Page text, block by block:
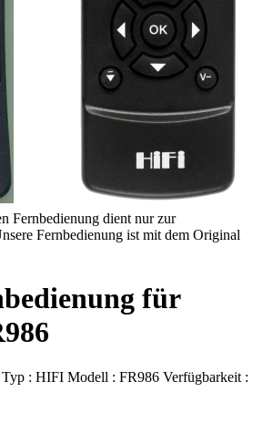
Fernbedienung dient nur zur
Fernbedienung ist mit dem Original
für
Typ : HIFI Modell : FR986 Verfügbarkeit :